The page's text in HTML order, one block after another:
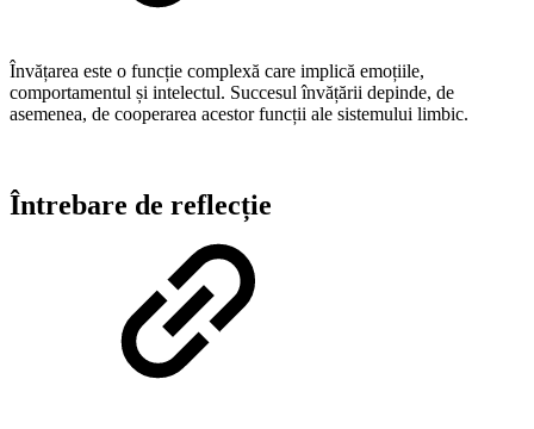
Învățarea este o funcție complexă care implică emoțiile,
comportamentul și intelectul. Succesul învățării depinde, de
asemenea, de cooperarea acestor funcții ale sistemului limbic.
Întrebare de reflecție